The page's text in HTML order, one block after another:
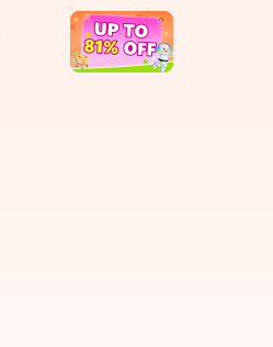
热卖